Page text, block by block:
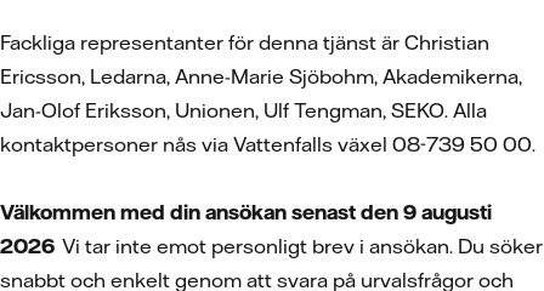
Fackliga representanter för denna tjänst är Christian
Ericsson, Ledarna, Anne-Marie Sjöbohm, Akademikerna,
Jan-Olof Eriksson, Unionen, Ulf Tengman, SEKO. Alla
kontaktpersoner nås via Vattenfalls växel 08-739 50 00.
Välkommen med din ansökan senast den 9 augusti
2026 Vi tar inte emot personligt brev i ansökan. Du söker
snabbt och enkelt genom att svara på urvalsfrågor och